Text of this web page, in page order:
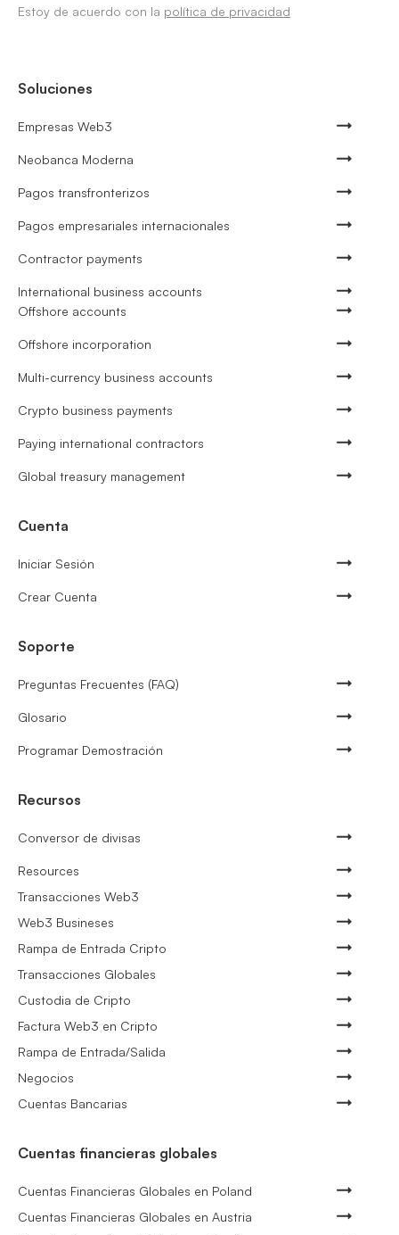
Estoy de acuerdo con la política de privacidad
Soluciones
Empresas Web3
Neobanca Moderna
Pagos transfronterizos
Pagos empresariales internacionales
Contractor payments
International business accounts
Offshore accounts
Offshore incorporation
Multi-currency business accounts
Crypto business payments
Paying international contractors
Global treasury management
Cuenta
Iniciar Sesión
Crear Cuenta
Soporte
Preguntas Frecuentes (FAQ)
Glosario
Programar Demostración
Recursos
Conversor de divisas
Resources
Transacciones Web3
Web3 Busineses
Rampa de Entrada Cripto
Transacciones Globales
Custodia de Cripto
Factura Web3 en Cripto
Rampa de Entrada/Salida
Negocios
Cuentas Bancarias
Cuentas financieras globales
Cuentas Financieras Globales en Poland
Cuentas Financieras Globales en Austria